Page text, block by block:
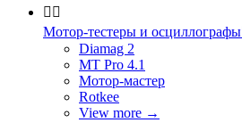
 
Мотор-тестеры и осциллографы
Diamag 2
MT Pro 4.1
Мотор-мастер
Rotkee
View more →